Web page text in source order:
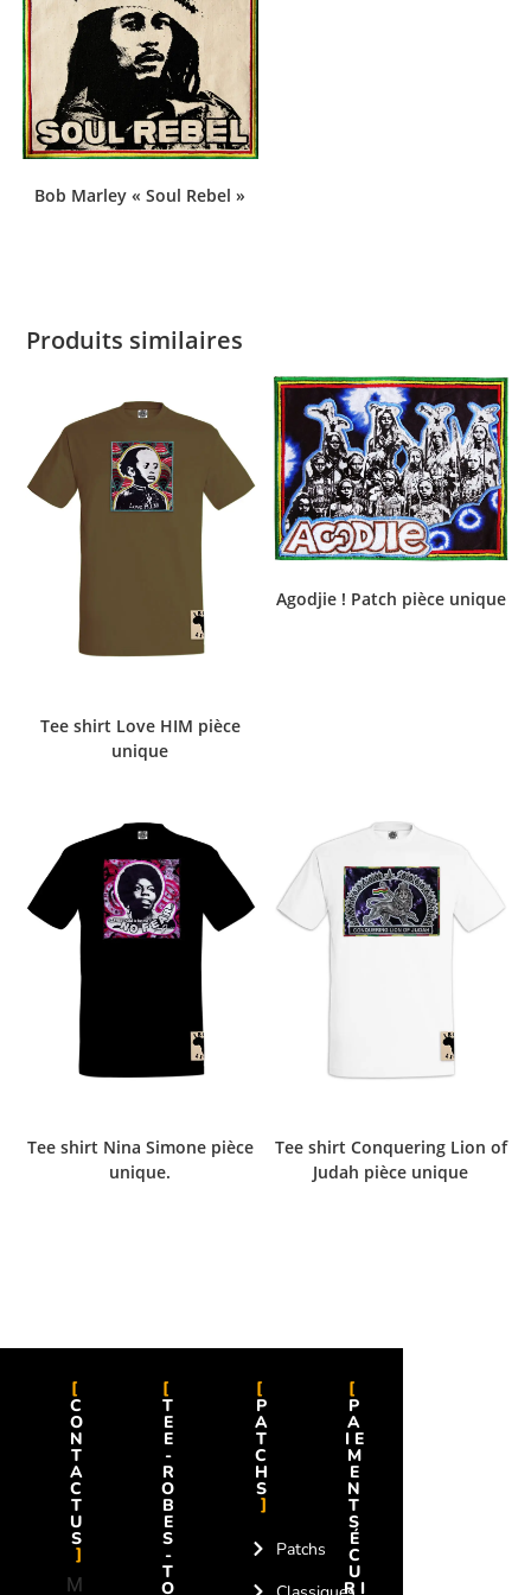
Bob Marley « Soul Rebel »
Produits similaires
Tee shirt Love HIM pièce
unique
Agodjie ! Patch pièce unique
Tee shirt Nina Simone pièce
unique.
Tee shirt Conquering Lion of
Judah pièce unique
C
O
N
T
A
C
T
U
S
M
T
E
E
-
R
O
B
E
S
-
T
O
P
A
T
C
H
S
Patchs
P
A
IE
M
E
N
T
S
É
C
U
RI